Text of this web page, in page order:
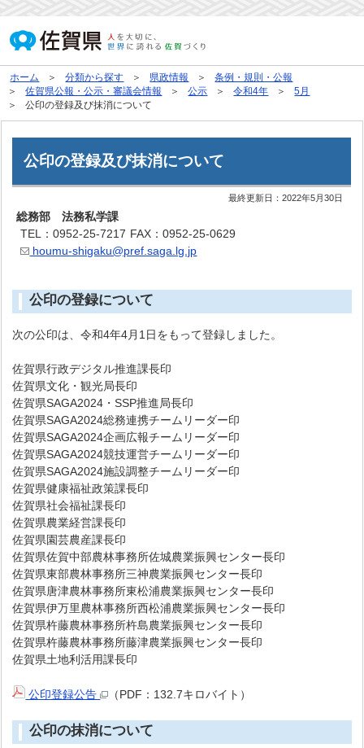
ホーム 分類から探す 県政情報
条例・規則・公報
佐賀県公報・公示・審議会情報
公示 令和4年
5月
公印の登録及び抹消について
公印の登録及び抹消について
最終更新日：2022年5月30日
総務部 法務私学課
TEL：0952-25-7217 FAX：0952-25-0629
houmu-shigaku@pref.saga.lg.jp
公印の登録について
次の公印は、令和4年4月1日をもって登録しました。
佐賀県行政デジタル推進課長印
佐賀県文化・観光局長印
佐賀県SAGA2024・SSP推進局長印
佐賀県SAGA2024総務連携チームリーダー印
佐賀県SAGA2024企画広報チームリーダー印
佐賀県SAGA2024競技運営チームリーダー印
佐賀県SAGA2024施設調整チームリーダー印
佐賀県健康福祉政策課長印
佐賀県社会福祉課長印
佐賀県農業経営課長印
佐賀県園芸農産課長印
佐賀県佐賀中部農林事務所佐城農業振興センター長印
佐賀県東部農林事務所三神農業振興センター長印
佐賀県唐津農林事務所東松浦農業振興センター長印
佐賀県伊万里農林事務所西松浦農業振興センター長印
佐賀県杵藤農林事務所杵島農業振興センター長印
佐賀県杵藤農林事務所藤津農業振興センター長印
佐賀県土地利活用課長印
公印登録公告 （PDF：132.7キロバイト）
公印の抹消について